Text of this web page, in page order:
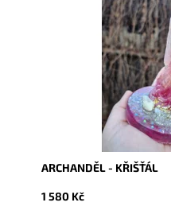
Dostupnost:
Vyprodáno
10496
ARCHANDĚL - KŘIŠŤÁL
1 580 Kč